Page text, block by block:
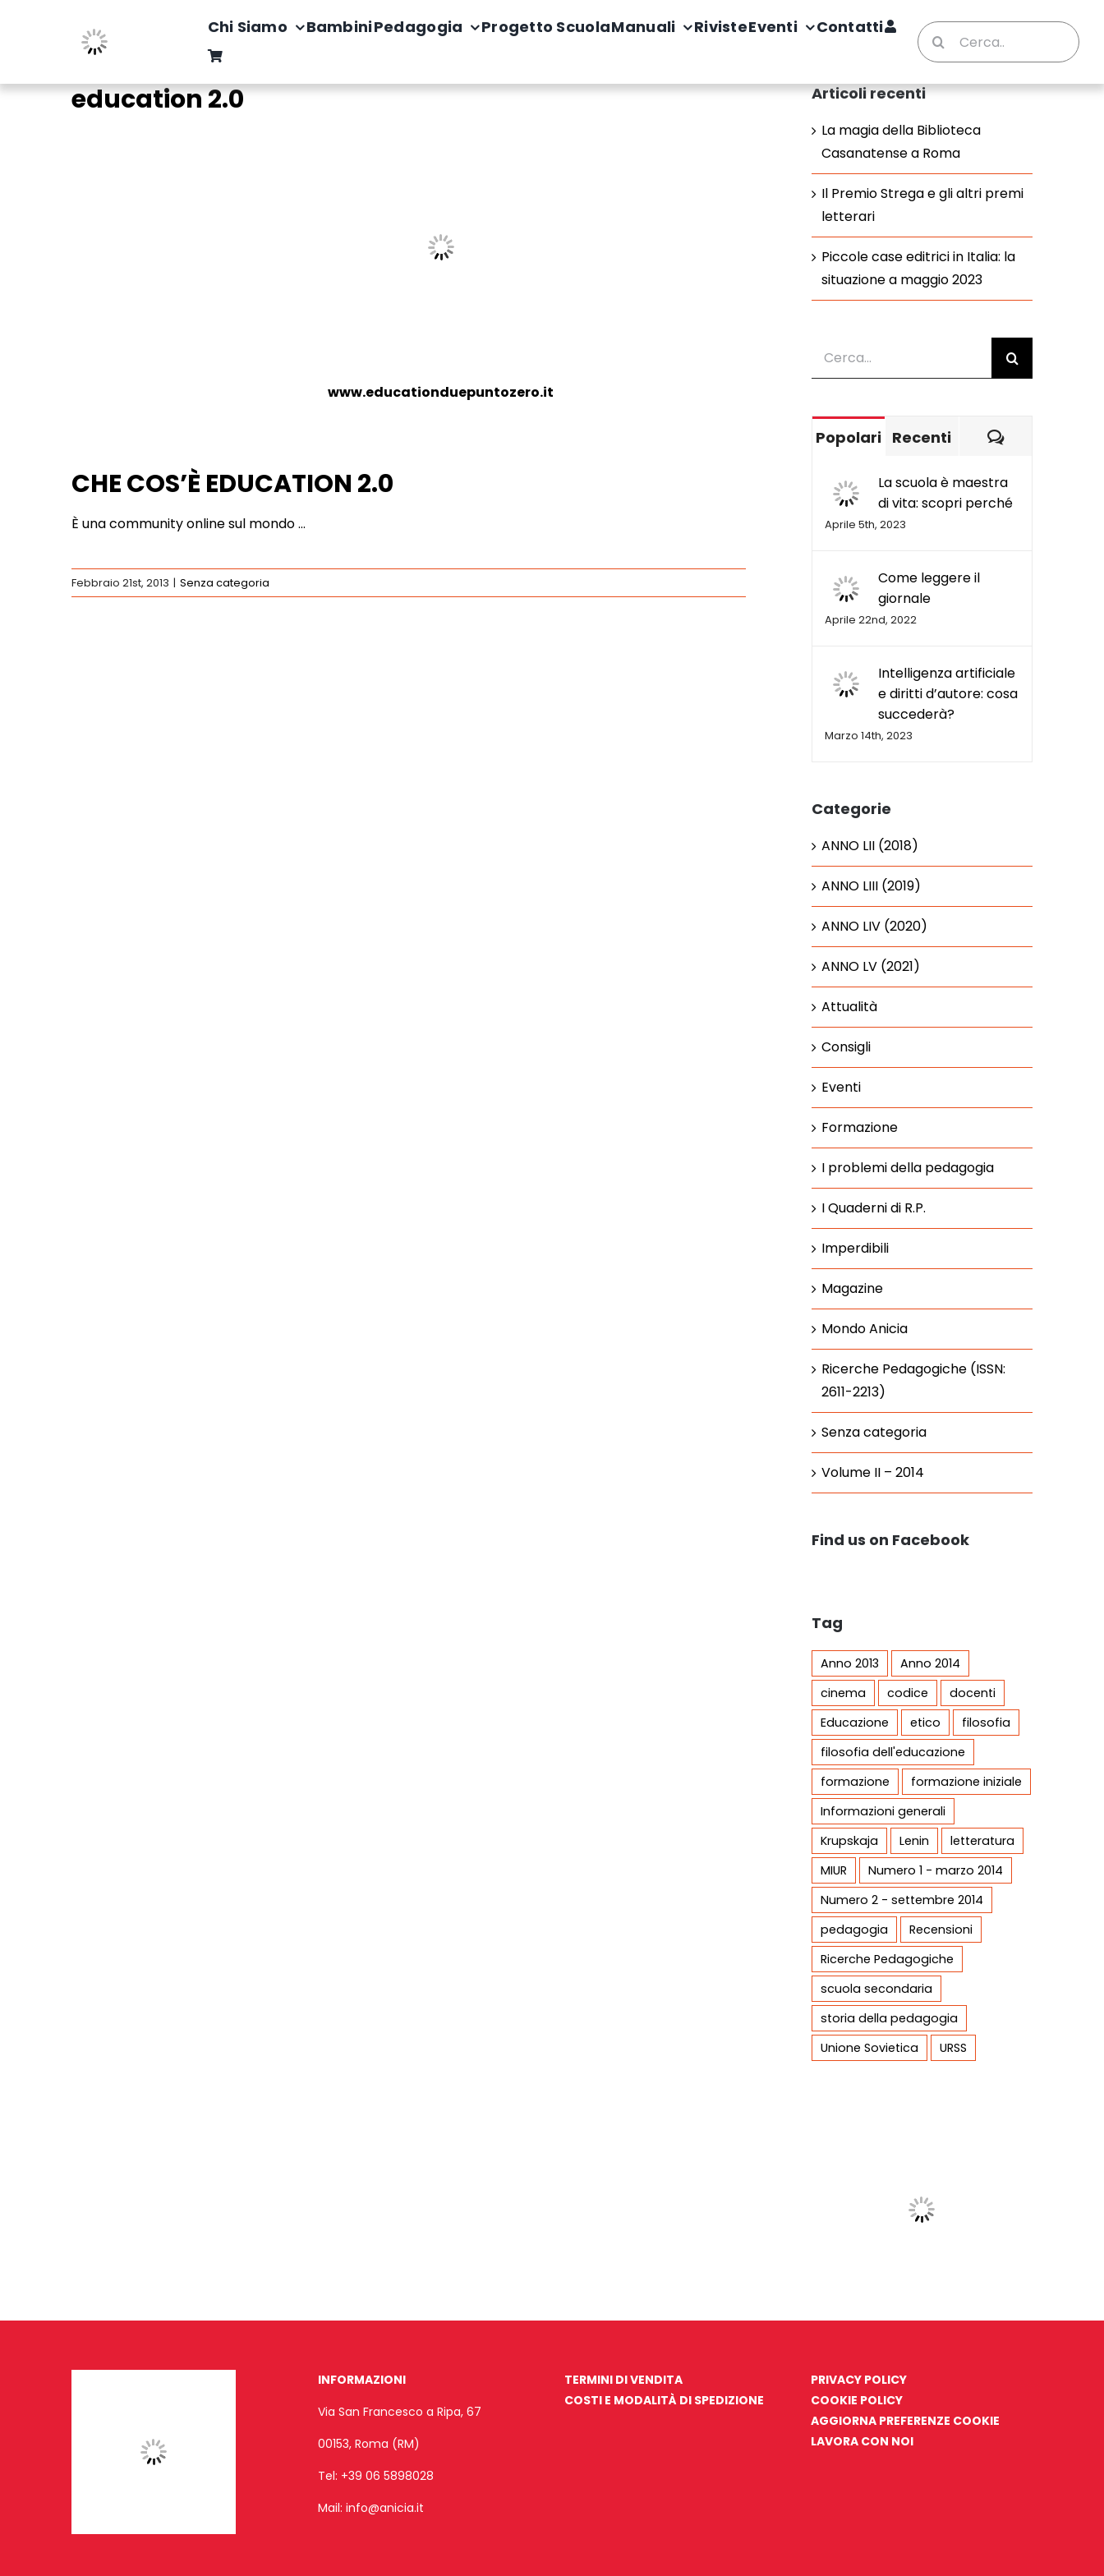
Chi Siamo BambiniPedagogia Progetto ScuolaManuali RivisteEventi Contatti
Cerca
per:
education 2.0
www.educationduepuntozero.it
CHE COS’È EDUCATION 2.0
È una community online sul mondo …
Febbraio 21st, 2013 | Senza categoria
Articoli recenti
La magia della Biblioteca
Casanatense a Roma
Il Premio Strega e gli altri premi
letterari
Piccole case editrici in Italia: la
situazione a maggio 2023
Popolari Recenti Commenti
La scuola è maestra
di vita: scopri perché
Aprile 5th, 2023
Come leggere il
giornale
Aprile 22nd, 2022
Intelligenza artificiale
e diritti d’autore: cosa
succederà?
Marzo 14th, 2023
Categorie
ANNO LII (2018)
ANNO LIII (2019)
ANNO LIV (2020)
ANNO LV (2021)
Attualità
Consigli
Eventi
Formazione
I problemi della pedagogia
I Quaderni di R.P.
Imperdibili
Magazine
Mondo Anicia
Ricerche Pedagogiche (ISSN:
2611-2213)
Senza categoria
Volume II – 2014
Find us on Facebook
Tag
Anno 2013
Anno 2014
cinema
codice
docenti
Educazione
etico
filosofia
filosofia dell'educazione
formazione
formazione iniziale
Informazioni generali
Krupskaja
Lenin
letteratura
MIUR
Numero 1 - marzo 2014
Numero 2 - settembre 2014
pedagogia
Recensioni
Ricerche Pedagogiche
scuola secondaria
storia della pedagogia
Unione Sovietica
URSS
INFORMAZIONI
Via San Francesco a Ripa, 67
00153, Roma (RM)
Tel: +39 06 5898028
Mail: info@anicia.it
TERMINI DI VENDITA
COSTI E MODALITÀ DI SPEDIZIONE
PRIVACY POLICY
COOKIE POLICY
AGGIORNA PREFERENZE COOKIE
LAVORA CON NOI